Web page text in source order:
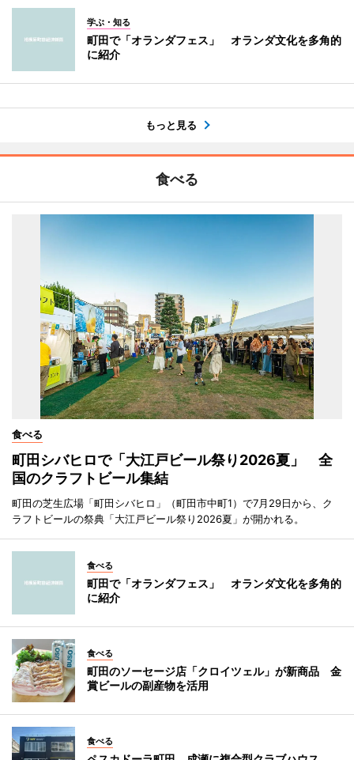
学ぶ・知る
町田で「オランダフェス」 オランダ文化を多角的
に紹介
もっと見る
食べる
食べる
町田シバヒロで「大江戸ビール祭り2026夏」 全
国のクラフトビール集結
町田の芝生広場「町田シバヒロ」（町田市中町1）で7月29日から、ク
ラフトビールの祭典「大江戸ビール祭り2026夏」が開かれる。
食べる
町田で「オランダフェス」 オランダ文化を多角的
に紹介
食べる
町田のソーセージ店「クロイツェル」が新商品 金
賞ビールの副産物を活用
食べる